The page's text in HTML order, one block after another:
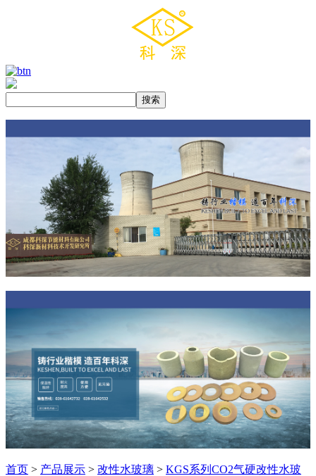
首页 > 产品展示 > 改性水玻璃 > KGS系列CO2气硬改性水玻